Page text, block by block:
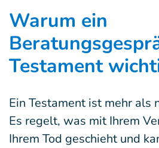
Warum ein
Testament
Ein Testament ist mehr als
Es regelt, was mit Ihrem
Ihrem Tod geschieht und